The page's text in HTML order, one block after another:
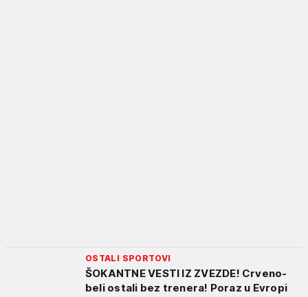
OSTALI SPORTOVI
ŠOKANTNE VESTI IZ ZVEZDE! Crveno-
beli ostali bez trenera! Poraz u Evropi